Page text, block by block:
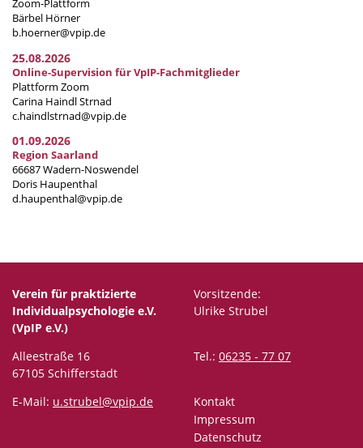
Zoom-Plattform
Bärbel Hörner
b.hoerner@vpip.de
25.08.2026
Online-Supervision für VpIP-Fachmitglieder
Plattform Zoom
Carina Haindl Strnad
c.haindlstrnad@vpip.de
01.09.2026
Region Saarland
66687 Wadern-Noswendel
Doris Haupenthal
d.haupenthal@vpip.de
Verein für praktizierte
Individualpsychologie e.V.
(VpIP e.V.)
Vorsitzende:
Ulrike Strubel
Alleestraße 16
67105 Schifferstadt
Tel.: 06235 - 77 07
E-Mail: u.strubel@vpip.de
Kontakt
Impressum
Datenschutz